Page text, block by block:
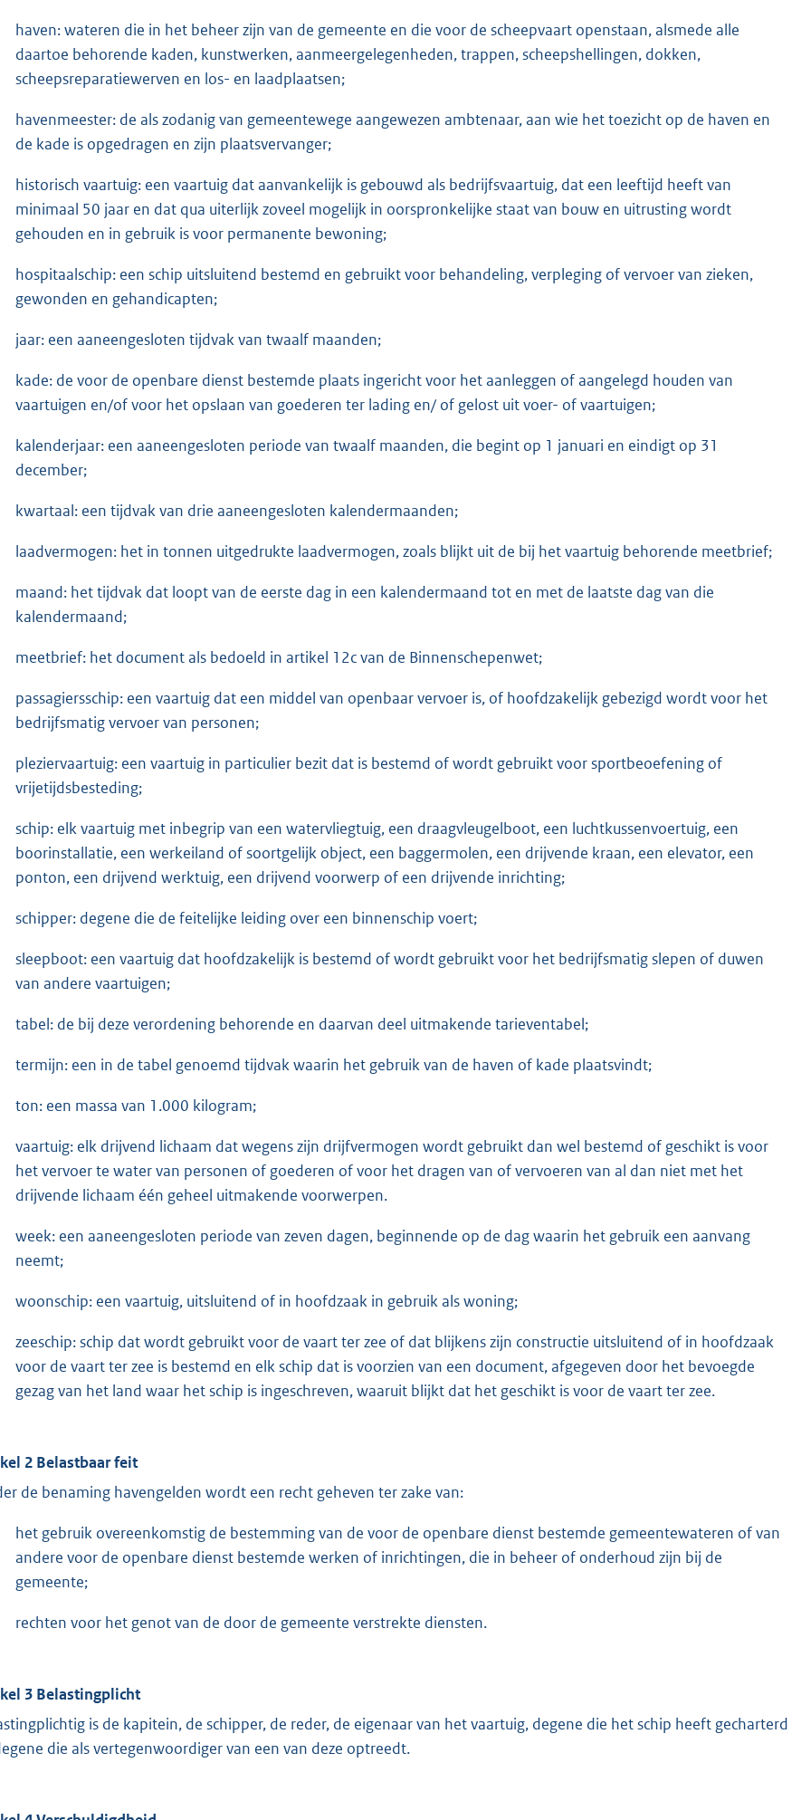
haven: wateren die in het beheer zijn van de gemeente en die voor de scheepvaart openstaan, alsmede alle
daartoe behorende kaden, kunstwerken, aanmeergelegenheden, trappen, scheepshellingen, dokken,
scheepsreparatiewerven en los- en laadplaatsen;
havenmeester: de als zodanig van gemeentewege aangewezen ambtenaar, aan wie het toezicht op de haven en
de kade is opgedragen en zijn plaatsvervanger;
historisch vaartuig: een vaartuig dat aanvankelijk is gebouwd als bedrijfsvaartuig, dat een leeftijd heeft van
minimaal 50 jaar en dat qua uiterlijk zoveel mogelijk in oorspronkelijke staat van bouw en uitrusting wordt
gehouden en in gebruik is voor permanente bewoning;
hospitaalschip: een schip uitsluitend bestemd en gebruikt voor behandeling, verpleging of vervoer van zieken,
gewonden en gehandicapten;
jaar: een aaneengesloten tijdvak van twaalf maanden;
kade: de voor de openbare dienst bestemde plaats ingericht voor het aanleggen of aangelegd houden van
vaartuigen en/of voor het opslaan van goederen ter lading en/ of gelost uit voer- of vaartuigen;
kalenderjaar: een aaneengesloten periode van twaalf maanden, die begint op 1 januari en eindigt op 31
december;
kwartaal: een tijdvak van drie aaneengesloten kalendermaanden;
laadvermogen: het in tonnen uitgedrukte laadvermogen, zoals blijkt uit de bij het vaartuig behorende meetbrief;
maand: het tijdvak dat loopt van de eerste dag in een kalendermaand tot en met de laatste dag van die
kalendermaand;
meetbrief: het document als bedoeld in artikel 12c van de Binnenschepenwet;
passagiersschip: een vaartuig dat een middel van openbaar vervoer is, of hoofdzakelijk gebezigd wordt voor het
bedrijfsmatig vervoer van personen;
pleziervaartuig: een vaartuig in particulier bezit dat is bestemd of wordt gebruikt voor sportbeoefening of
vrijetijdsbesteding;
schip: elk vaartuig met inbegrip van een watervliegtuig, een draagvleugelboot, een luchtkussenvoertuig, een
boorinstallatie, een werkeiland of soortgelijk object, een baggermolen, een drijvende kraan, een elevator, een
ponton, een drijvend werktuig, een drijvend voorwerp of een drijvende inrichting;
schipper: degene die de feitelijke leiding over een binnenschip voert;
sleepboot: een vaartuig dat hoofdzakelijk is bestemd of wordt gebruikt voor het bedrijfsmatig slepen of duwen
van andere vaartuigen;
tabel: de bij deze verordening behorende en daarvan deel uitmakende tarieventabel;
termijn: een in de tabel genoemd tijdvak waarin het gebruik van de haven of kade plaatsvindt;
ton: een massa van 1.000 kilogram;
vaartuig: elk drijvend lichaam dat wegens zijn drijfvermogen wordt gebruikt dan wel bestemd of geschikt is voor
het vervoer te water van personen of goederen of voor het dragen van of vervoeren van al dan niet met het
drijvende lichaam één geheel uitmakende voorwerpen.
week: een aaneengesloten periode van zeven dagen, beginnende op de dag waarin het gebruik een aanvang
neemt;
woonschip: een vaartuig, uitsluitend of in hoofdzaak in gebruik als woning;
zeeschip: schip dat wordt gebruikt voor de vaart ter zee of dat blijkens zijn constructie uitsluitend of in hoofdzaak
voor de vaart ter zee is bestemd en elk schip dat is voorzien van een document, afgegeven door het bevoegde
gezag van het land waar het schip is ingeschreven, waaruit blijkt dat het geschikt is voor de vaart ter zee.
2 Belastbaar feit
de benaming havengelden wordt een recht geheven ter zake van:
het gebruik overeenkomstig de bestemming van de voor de openbare dienst bestemde gemeentewateren of van
andere voor de openbare dienst bestemde werken of inrichtingen, die in beheer of onderhoud zijn bij de
gemeente;
rechten voor het genot van de door de gemeente verstrekte diensten.
3 Belastingplicht
is de kapitein, de schipper, de reder, de eigenaar van het vaartuig, degene die het schip heeft gecharterd
die als vertegenwoordiger van een van deze optreedt.